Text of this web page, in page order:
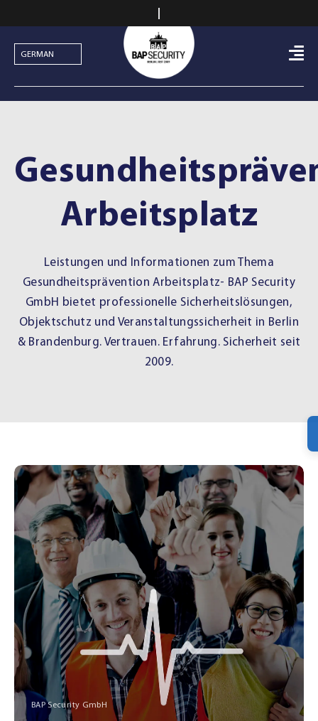
to
content
Arbeitsplatz
Leistungen und Informationen zum Thema
Gesundheitsprävention Arbeitsplatz- BAP Security
GmbH bietet professionelle Sicherheitslösungen,
Objektschutz und Veranstaltungssicherheit in Berlin
& Brandenburg. Vertrauen. Erfahrung. Sicherheit seit
2009.
BAP Security GmbH